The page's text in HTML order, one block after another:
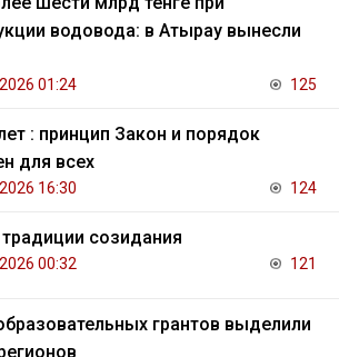
водовода: в Атырау вынесли
01:24 125
: принцип Закон и порядок
для всех
16:30 124
созидания
00:32 121
грантов выделили